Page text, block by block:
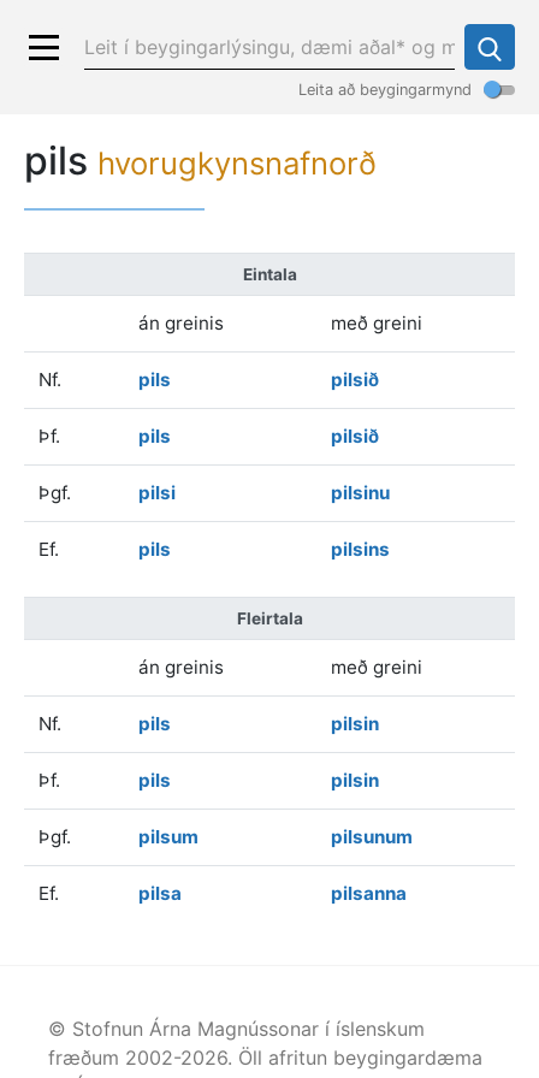
Leita að beygingarmynd
pils hvorugkynsnafnorð
Eintala
án greinis með greini
Nf. pils pilsið
Þf. pils pilsið
Þgf. pilsi pilsinu
Ef. pils pilsins
Fleirtala
án greinis með greini
Nf. pils pilsin
Þf. pils pilsin
Þgf. pilsum pilsunum
Ef. pilsa pilsanna
© Stofnun Árna Magnússonar í íslenskum
fræðum 2002-2026. Öll afritun beygingardæma